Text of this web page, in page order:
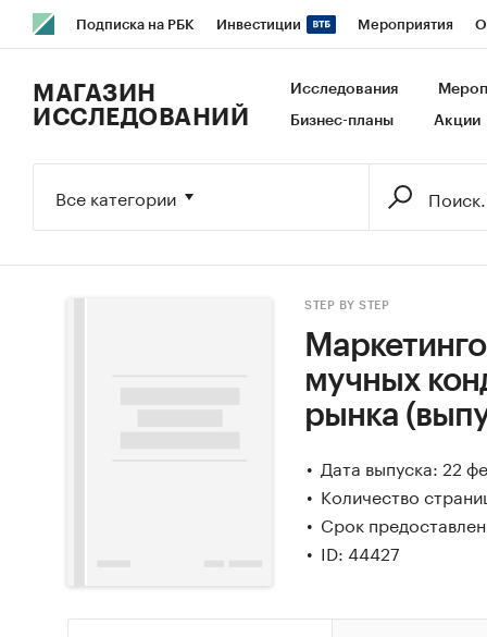
Подписка на РБК Инвестиции Мероприятия
Исследования Кредитные рейтинги Франшизы
МАГАЗИН
ИССЛЕДОВАНИЙ
Исследования
Бизнес-планы Акции
Все категории
STEP BY STEP
мучных
рынка
Дата выпуска: 22
Количество
Срок
ID: 44427